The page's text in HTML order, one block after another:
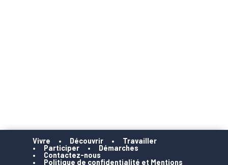
Vivre Découvrir
Travailler
Participer
Démarches
Contactez-nous
Politique de confidentialité et Mentions